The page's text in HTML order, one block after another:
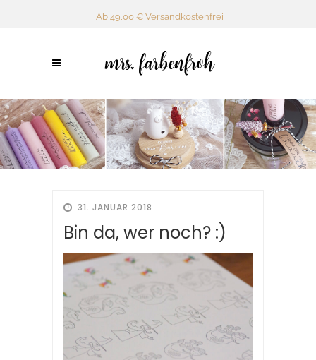
Ab 49,00 € Versandkostenfrei
31. JANUAR 2018
Bin da, wer noch? :)